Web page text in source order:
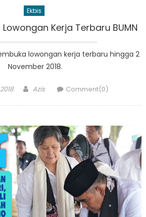
Ekbis
Kerja Terbaru BUMN
lowongan kerja terbaru hingga 2
November 2018.
Author
Azis Comment(0)